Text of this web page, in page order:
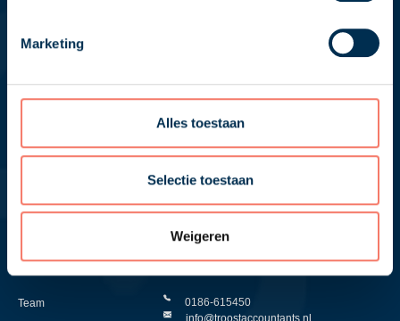
Marketing
Alles toestaan
Selectie toestaan
Weigeren
Ondernemerschap met een
persoonlijke touch.
Meld je aan voor de nieuwsbrief
Volg ons op
Over ons
Team
Contact
0186-615450
info@troostaccountants.nl